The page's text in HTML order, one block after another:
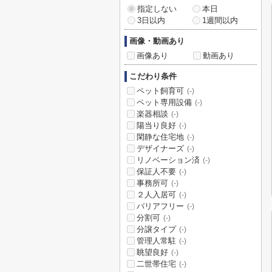
指定しない
本日
3日以内
1週間以内
画像・動画あり
画像あり
動画あり
こだわり条件
ペット飼育可 (-)
ペット専用設備 (-)
楽器相談 (-)
陽当り良好 (-)
閑静な住宅地 (-)
デザイナーズ (-)
リノベーション済 (-)
保証人不要 (-)
事務所可 (-)
２人入居可 (-)
バリアフリー (-)
分割可 (-)
分譲タイプ (-)
管理人常駐 (-)
眺望良好 (-)
二世帯住宅 (-)